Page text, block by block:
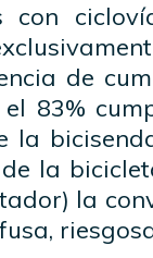
de
83%
la
la
la